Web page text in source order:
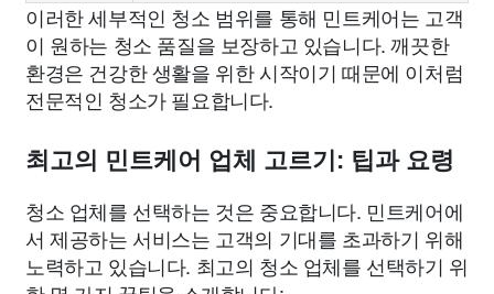
이러한 세부적인 청소 범위를 통해 민트케어는 고객
이 원하는 청소 품질을 보장하고 있습니다. 깨끗한
환경은 건강한 생활을 위한 시작이기 때문에 이처럼
전문적인 청소가 필요합니다.
최고의 민트케어 업체 고르기: 팁과 요령
청소 업체를 선택하는 것은 중요합니다. 민트케어에
서 제공하는 서비스는 고객의 기대를 초과하기 위해
노력하고 있습니다. 최고의 청소 업체를 선택하기 위